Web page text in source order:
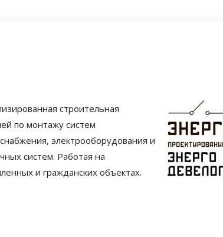
строительная
по монтажу систем
электрооборудования и
систем. Работая на
и гражданских объектах.